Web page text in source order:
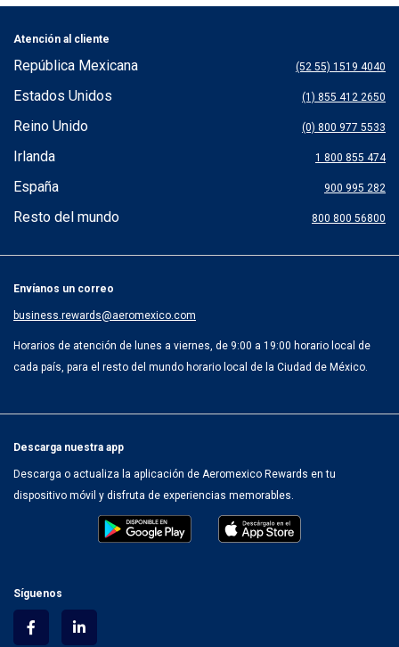
Atención al cliente
República Mexicana (52 55) 1519 4040
Estados Unidos (1) 855 412 2650
Reino Unido (0) 800 977 5533
Irlanda 1 800 855 474
España 900 995 282
Resto del mundo 800 800 56800
Envíanos un correo
business.rewards@aeromexico.com
Horarios de atención de lunes a viernes, de 9:00 a 19:00 horario local de
cada país, para el resto del mundo horario local de la Ciudad de México.
Descarga nuestra app
Descarga o actualiza la aplicación de Aeromexico Rewards en tu
dispositivo móvil y disfruta de experiencias memorables.
Síguenos